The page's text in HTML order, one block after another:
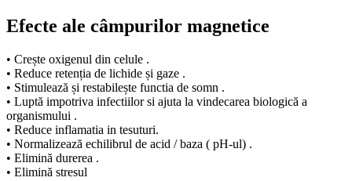
Efecte ale câmpurilor magnetice
• Crește oxigenul din celule .
• Reduce retenția de lichide și gaze .
• Stimulează și restabilește functia de somn .
• Luptă impotriva infectiilor si ajuta la vindecarea biologică a
organismului .
• Reduce inflamatia in tesuturi.
• Normalizează echilibrul de acid / baza ( pH-ul) .
• Elimină durerea .
• Elimină stresul